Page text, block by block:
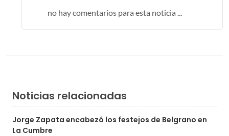
no hay comentarios para esta noticia ...
Noticias relacionadas
Jorge Zapata encabezó los festejos de Belgrano en
La Cumbre